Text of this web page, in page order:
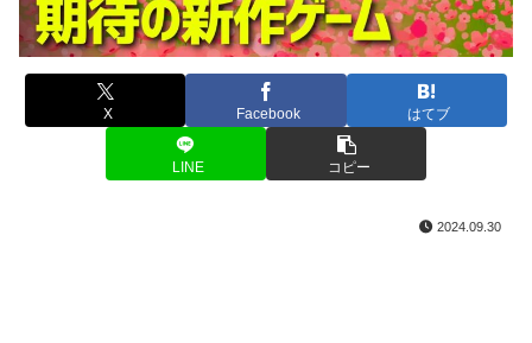
X Facebook はてブ
LINE コピー
2024.09.30